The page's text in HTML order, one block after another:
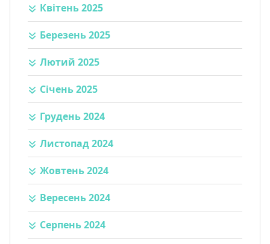
Квітень 2025
Березень 2025
Лютий 2025
Січень 2025
Грудень 2024
Листопад 2024
Жовтень 2024
Вересень 2024
Серпень 2024